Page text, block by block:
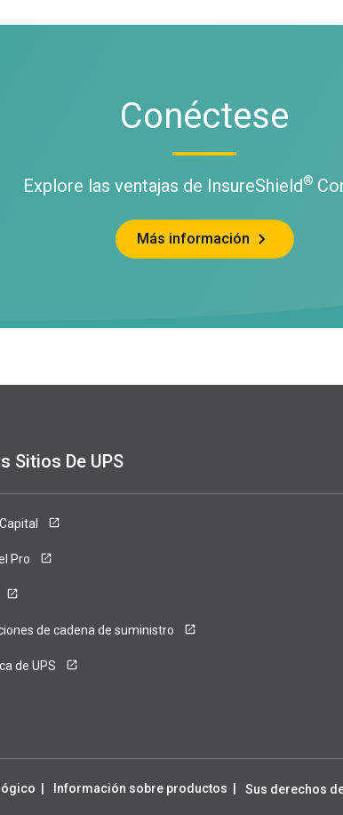
Conéctese
Explore las ventajas de InsureShield®
Más información
Sitios De UPS
Pro
de cadena de suministro
de UPS
Información sobre productos Sus derechos